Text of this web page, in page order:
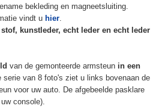
bekleding en magneetsluiting.
vindt u hier.
kunstleder, echt leder en echt leder
van de gemonteerde armsteun in een
serie van 8 foto's ziet u links bovenaan de
voor uw auto. De afgebeelde pasklare
console).